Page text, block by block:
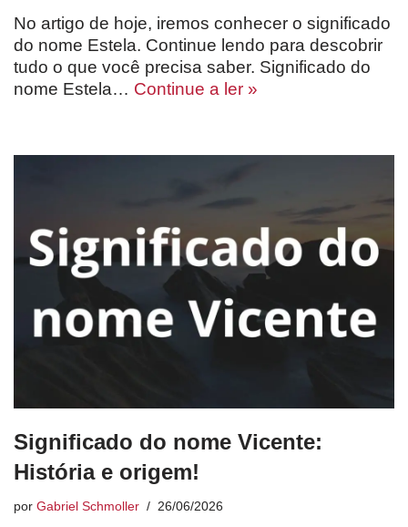
No artigo de hoje, iremos conhecer o significado
do nome Estela. Continue lendo para descobrir
tudo o que você precisa saber. Significado do
nome Estela… Continue a ler »
Significado do nome Vicente:
História e origem!
por Gabriel Schmoller 26/06/2026